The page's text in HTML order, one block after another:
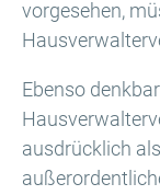
vorgesehen,
Ebenso
ausdrücklich